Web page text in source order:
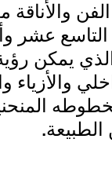
والأناقة
عشر
يمكن
والأزياء